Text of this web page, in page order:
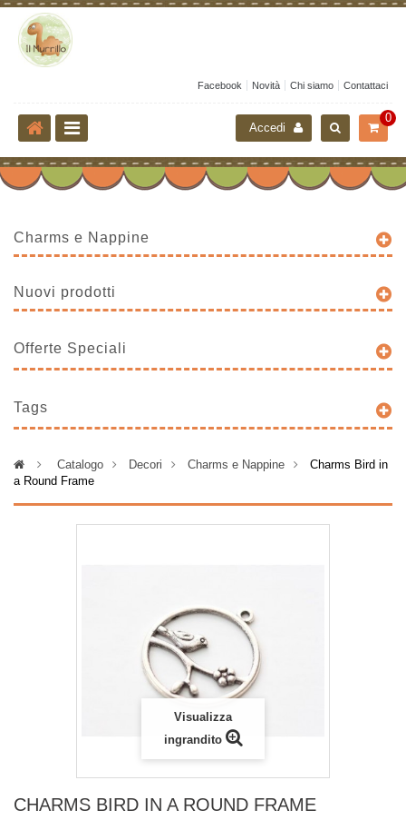
Facebook Novità Chi siamo Contattaci
0
Accedi
Charms e Nappine
Nuovi prodotti
Offerte Speciali
Tags
> Catalogo > Decori > Charms e Nappine >
Charms Bird in
a Round Frame
Visualizza
ingrandito
CHARMS BIRD IN A ROUND FRAME